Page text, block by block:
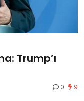
Trump’ı
0 9